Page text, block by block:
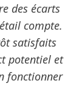
des écarts
compte.
satisfaits
potentiel et
fonctionner